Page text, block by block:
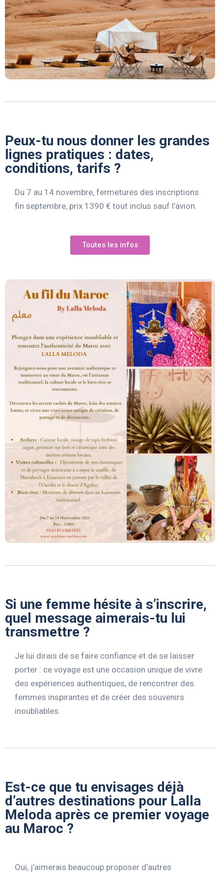
Peux-tu nous donner les grandes
lignes pratiques : dates,
conditions, tarifs ?
Du 7 au 14 novembre, fermetures des inscriptions
fin septembre, prix 1390 € tout inclus sauf l’avion.
Toutes les infos
Si une femme hésite à s’inscrire,
quel message aimerais-tu lui
transmettre ?
Je lui dirais de se faire confiance et de se laisser
porter : ce voyage est une occasion unique de vivre
des expériences authentiques, de rencontrer des
femmes inspirantes et de créer des souvenirs
inoubliables.
Est-ce que tu envisages déjà
d’autres destinations pour Lalla
Meloda après ce premier voyage
au Maroc ?
Oui, j’aimerais beaucoup proposer d’autres